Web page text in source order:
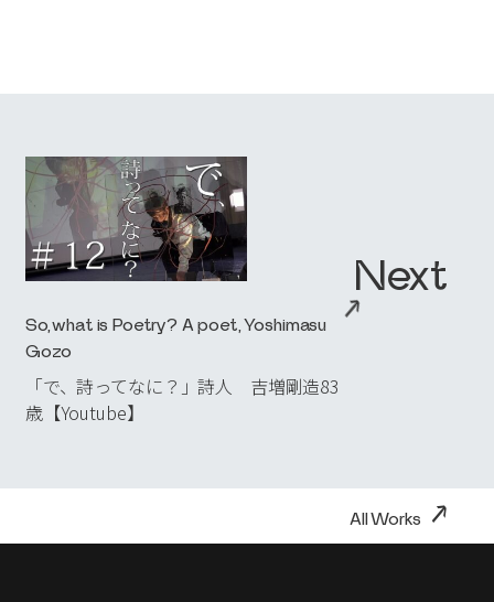
利用規約 プライバシーポリシー
Copyright 2023 TELECOM STAFF Inc. All rights reserved.
So, what is Poetry? A poet, Yoshimasu
Gozo
「で、詩ってなに？」詩人 吉増剛造83
歳【Youtube】
Next
→
All Works→